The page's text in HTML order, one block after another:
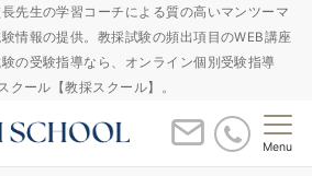
先生の学習コーチによる質の高いマンツーマ
情報の提供。教採試験の頻出項目のWEB講座
の受験指導なら、オンライン個別受験指導
クール【教採スクール】。
Menu